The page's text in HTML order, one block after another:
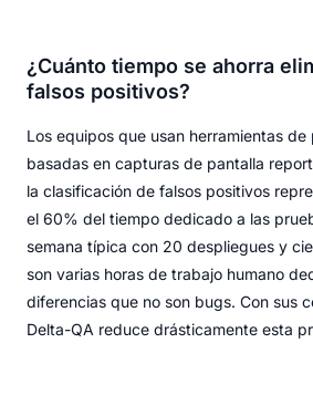
¿Cuánto tiempo se ahorra
falsos positivos?
Los equipos que usan herramientas de
basadas en capturas de pantalla
la clasificación de falsos positivos
el 60% del tiempo dedicado a las
semana típica con 20 despliegues y
son varias horas de trabajo humano
diferencias que no son bugs. Con sus
Delta-QA reduce drásticamente esta